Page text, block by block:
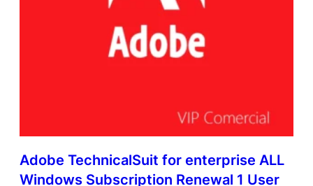
Adobe TechnicalSuit for enterprise ALL
Windows Subscription Renewal 1 User